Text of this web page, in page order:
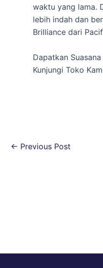
waktu yang lama.
lebih indah dan
Brilliance dari
Dapatkan
Kunjungi Toko
← Previous Post